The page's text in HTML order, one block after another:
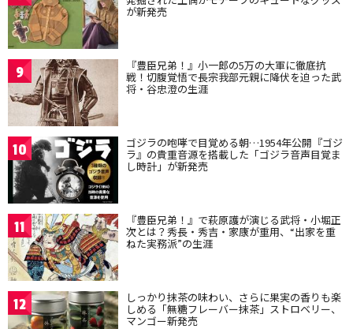
が新発売
9 『豊臣兄弟！』小一郎の5万の大軍に徹底抗
戦！切腹覚悟で長宗我部元親に降伏を迫った武
将・谷忠澄の生涯
10 ゴジラの咆哮で目覚める朝…1954年公開『ゴジ
ラ』の貴重音源を搭載した「ゴジラ音声目覚ま
し時計」が新発売
11 『豊臣兄弟！』で萩原護が演じる武将・小堀正
次とは？秀長・秀吉・家康が重用、“出家を重
ねた実務派”の生涯
12 しっかり抹茶の味わい、さらに果実の香りも楽
しめる「無糖フレーバー抹茶」ストロベリー、
マンゴー新発売